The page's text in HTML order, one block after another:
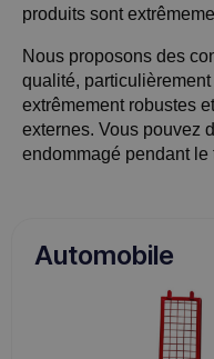
produits sont
Nous proposons des
qualité,
extrêmement robustes
externes. Vous pouvez
endommagé pendant le
Automobile